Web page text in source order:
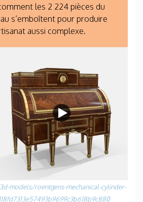
les 2 224 pièces du
s’emboîtent pour produire
aussi complexe.
models/roentgens-mechanical-cylinder-